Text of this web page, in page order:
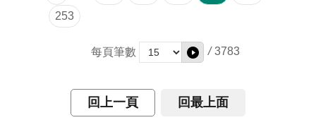
253
每頁筆數 / 3783
回上一頁 回最上面